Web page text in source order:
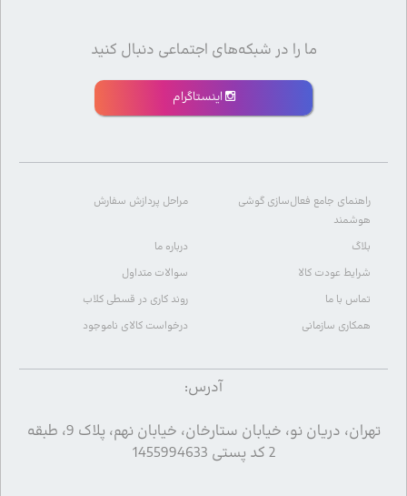
ما را در شبکه‌های اجتماعی دنبال کنید
اینستاگرام
راهنمای جامع فعال‌سازی گوشی
هوشمند
مراحل پردازش سفارش
بلاگ
درباره ما
شرایط عودت کالا
سوالات متداول
تماس با ما
روند کاری در قسطی کلاب
همکاری سازمانی
درخواست کالای ناموجود
آدرس:
تهران، دریان نو، خیابان ستارخان، خیابان نهم، پلاک 9، طبقه
2 کد پستی 1455994633